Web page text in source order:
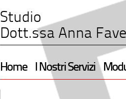
Studio
Dott.ssa Anna
Home I Nostri Servizi